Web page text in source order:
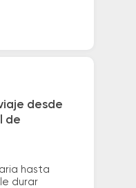
desde
de
hasta
durar